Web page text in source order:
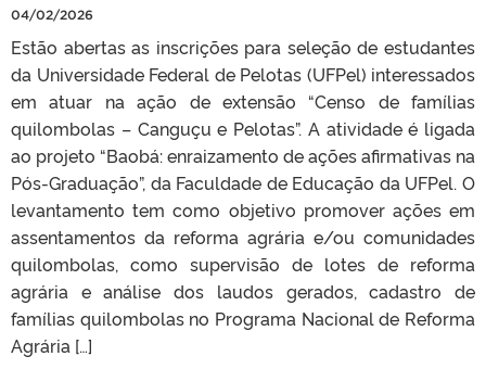
04/02/2026
Estão abertas as inscrições para seleção de estudantes
da Universidade Federal de Pelotas (UFPel) interessados
em atuar na ação de extensão “Censo de famílias
quilombolas – Canguçu e Pelotas”. A atividade é ligada
ao projeto “Baobá: enraizamento de ações afirmativas na
Pós-Graduação”, da Faculdade de Educação da UFPel. O
levantamento tem como objetivo promover ações em
assentamentos da reforma agrária e/ou comunidades
quilombolas, como supervisão de lotes de reforma
agrária e análise dos laudos gerados, cadastro de
famílias quilombolas no Programa Nacional de Reforma
Agrária […]